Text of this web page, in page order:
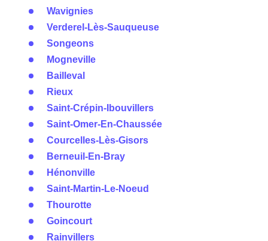
Wavignies
Verderel-Lès-Sauqueuse
Songeons
Mogneville
Bailleval
Rieux
Saint-Crépin-Ibouvillers
Saint-Omer-En-Chaussée
Courcelles-Lès-Gisors
Berneuil-En-Bray
Hénonville
Saint-Martin-Le-Noeud
Thourotte
Goincourt
Rainvillers